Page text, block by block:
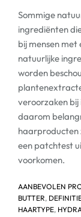
Sommige
ingrediënten
bij mensen met
natuurlijke
worden
veroorzaken bij
daarom
haarproducten
een patchtest
voorkomen.
AANBEVOLEN
BUTTER,
HAARTYPE,